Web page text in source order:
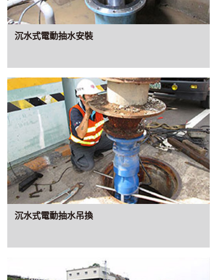
沉水式電動抽水安裝
沉水式電動抽水吊換